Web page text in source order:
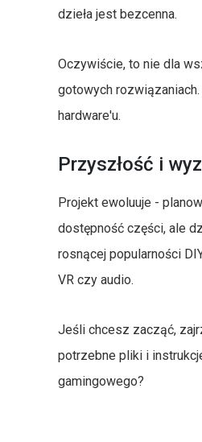
dzieła jest bezcenna.
Oczywiście, to nie dla
gotowych
hardware'u.
Przyszłość i
Projekt ewoluuje -
dostępność części, ale
rosnącej popularności
VR czy audio.
Jeśli chcesz zacząć,
potrzebne pliki i
gamingowego?